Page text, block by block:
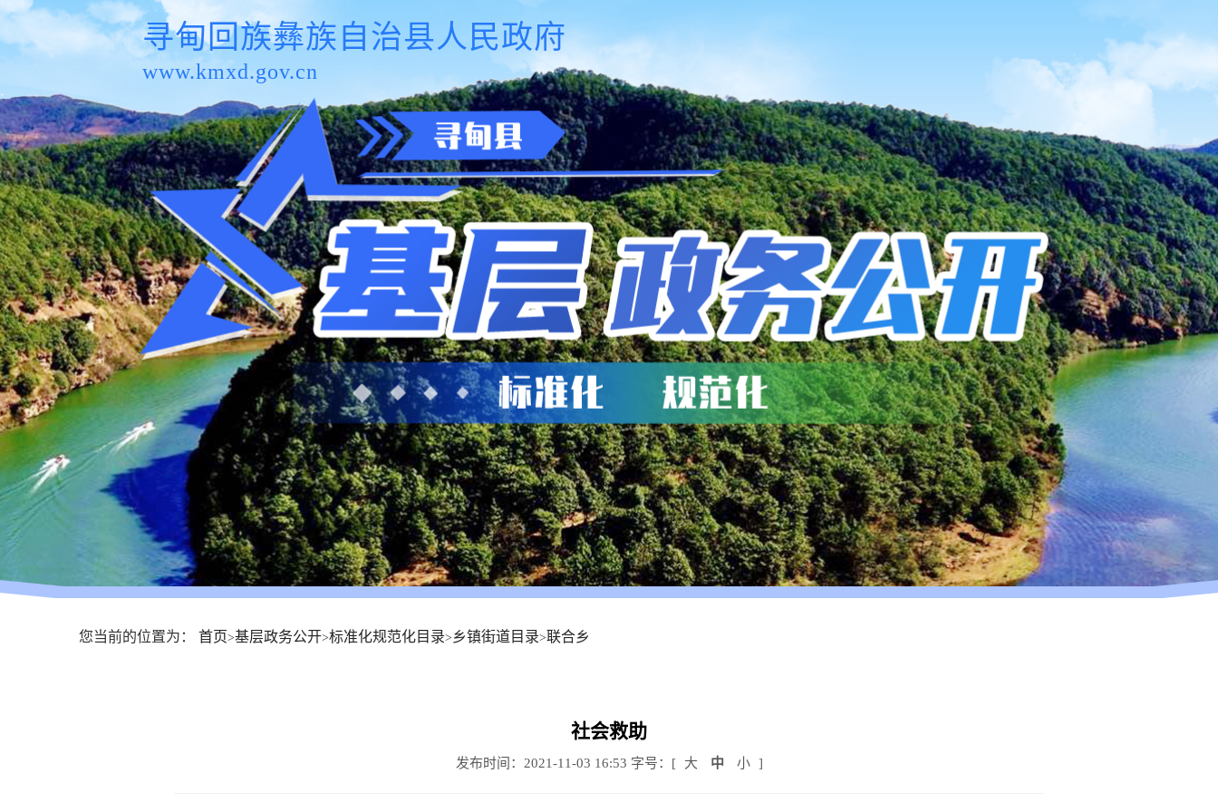
寻甸回族彝族自治县人民政府
www.kmxd.gov.cn
您当前的位置为： 首页>基层政务公开>标准化规范化目录> 乡镇街道目录>联合乡
社会救助
发布时间：2021-11-03 16:53 字号：[ 大 中 小 ]